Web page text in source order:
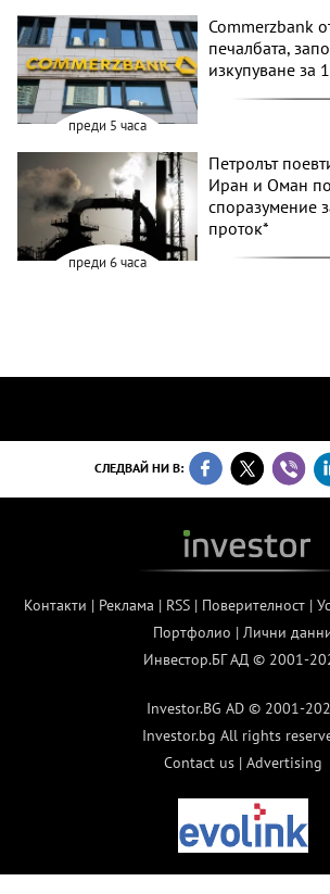
преди 5 часа
Commerzbank
печалбата,
изкупуване за
преди 6 часа
Петролът
Иран и Оман
споразумение
проток*
СЛЕДВАЙ НИ В:
Контакти | Реклама | RSS| Поверителност|
Портфолио | Лични
Инвестор.БГ АД © 2001-
Investor.BG AD © 2001-
Investor.bg All rights
Contact us | Advertising